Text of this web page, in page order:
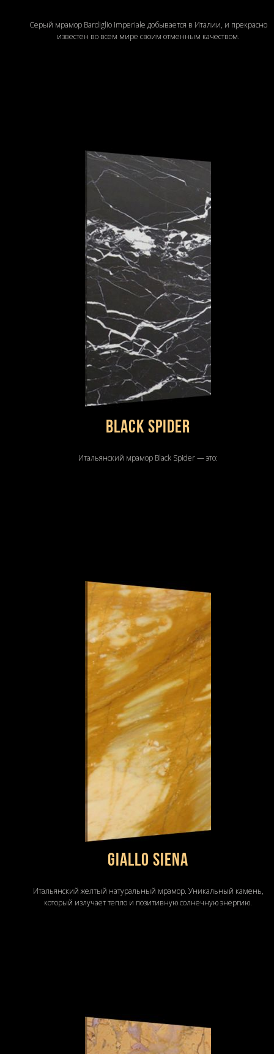
Серый мрамор Bardiglio Imperiale добывается в Италии, и прекрасно
известен во всем мире своим отменным качеством.
Black Spider
Итальянский мрамор Black Spider — это:
GIALLO SIENA
Итальянский желтый натуральный мрамор. Уникальный камень,
который излучает тепло и позитивную солнечную энергию.